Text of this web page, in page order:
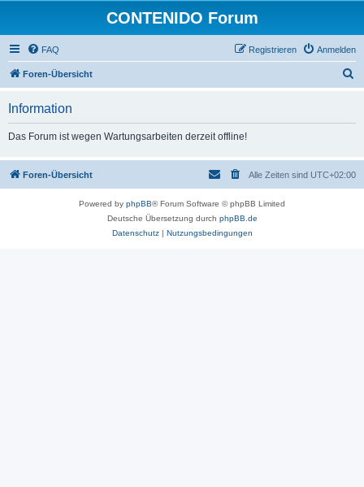
CONTENIDO Forum
FAQ Anmelden
Registrieren
Foren-Übersicht
Information
Das Forum ist wegen Wartungsarbeiten derzeit offline!
Foren-Übersicht Alle Zeiten sind UTC+02:00
Powered by phpBB® Forum Software © phpBB Limited
Deutsche Übersetzung durch phpBB.de
Datenschutz| Nutzungsbedingungen